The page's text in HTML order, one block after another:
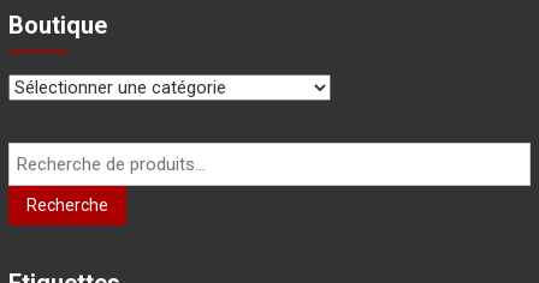
Boutique
Recherche
pour :
Recherche